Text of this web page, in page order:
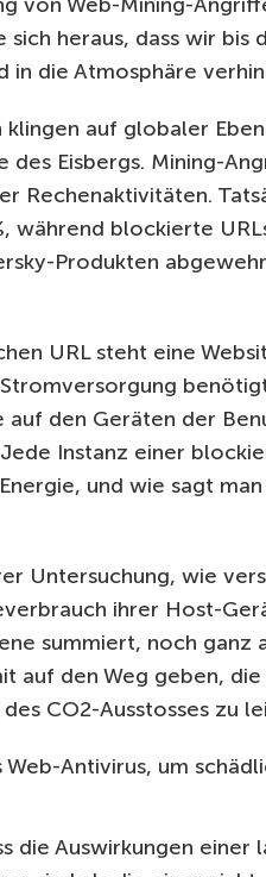
sich heraus, dass wir bis
in die Atmosphäre
klingen auf globaler
des Eisbergs. Mining-
Rechenaktivitäten.
während blockierte
Produkten
URL steht eine
auf den Geräten der
Instanz einer
und wie sagt
Untersuchung, wie
ihrer Host-
summiert, noch ganz
auf den Weg geben,
CO2-Ausstosses zu
Antivirus, um
die Auswirkungen